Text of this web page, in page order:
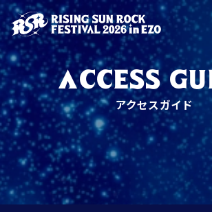
ACCESS
アクセスガイド